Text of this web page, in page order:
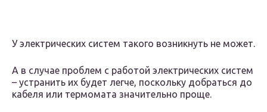
У электрических систем такого возникнуть не может.
А в случае проблем с работой электрических систем
– устранить их будет легче, поскольку добраться до
кабеля или термомата значительно проще.